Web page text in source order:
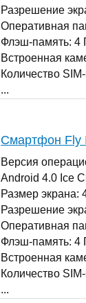
Разрешение
Оперативная
Флэш-память: 4
Встроенная
Количество
...
Смартфон Fly
Версия
Android 4.0 Ice
Размер экрана:
Разрешение
Оперативная
Флэш-память: 4
Встроенная
Количество
...